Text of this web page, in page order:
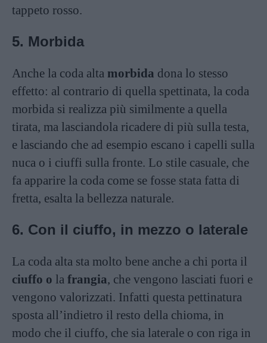
tappeto rosso.
5. Morbida
Anche la coda alta morbida dona lo stesso
effetto: al contrario di quella spettinata, la coda
morbida si realizza più similmente a quella
tirata, ma lasciandola ricadere di più sulla testa,
e lasciando che ad esempio escano i capelli sulla
nuca o i ciuffi sulla fronte. Lo stile casuale, che
fa apparire la coda come se fosse stata fatta di
fretta, esalta la bellezza naturale.
6. Con il ciuffo, in mezzo o laterale
La coda alta sta molto bene anche a chi porta il
ciuffo o la frangia, che vengono lasciati fuori e
vengono valorizzati. Infatti questa pettinatura
sposta all’indietro il resto della chioma, in
modo che il ciuffo, che sia laterale o con riga in